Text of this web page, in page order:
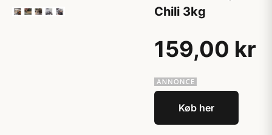
Chili 3kg
159,00 kr
Køb her